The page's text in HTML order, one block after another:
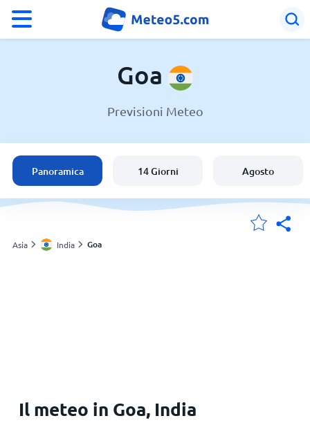
India
Italia
Svizzera
Goa
Previsioni Meteo
Panoramica 14 Giorni Agosto
Asia India Goa
Il meteo in Goa, India